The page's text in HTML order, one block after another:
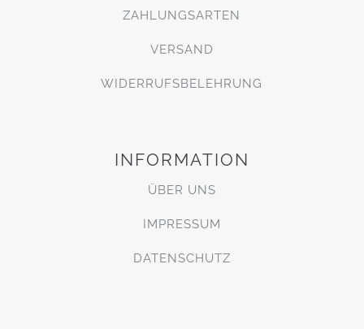
ZAHLUNGSARTEN
VERSAND
WIDERRUFSBELEHRUNG
INFORMATION
ÜBER UNS
IMPRESSUM
DATENSCHUTZ